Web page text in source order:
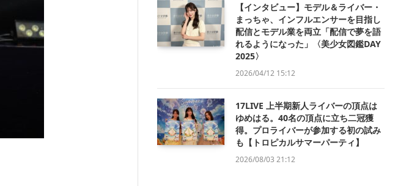
【インタビュー】モデル＆ライバー・
まっちゃ、インフルエンサーを目指し
配信とモデル業を両立「配信で夢を語
れるようになった」〈美少女図鑑DAY
2025〉
2026/04/12 15:12
17LIVE 上半期新人ライバーの頂点は
ゆめはる。40名の頂点に立ち二冠獲
得。プロライバーが参加する初の試み
も【トロピカルサマーパーティ】
2026/08/03 21:12